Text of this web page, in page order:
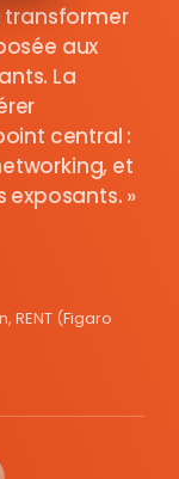
transformer
aux
La
central :
et
exposants.
RENT (Figaro